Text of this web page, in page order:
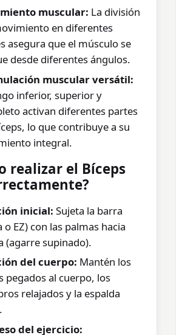
muscular: La división
en diferentes
asegura que el músculo se
desde diferentes ángulos.
muscular versátil:
inferior, superior y
activan diferentes partes
lo que contribuye a su
integral.
realizar el Bíceps
inicial: Sujeta la barra
o EZ) con las palmas hacia
(agarre supinado).
del cuerpo: Mantén los
pegados al cuerpo, los
relajados y la espalda
del ejercicio: